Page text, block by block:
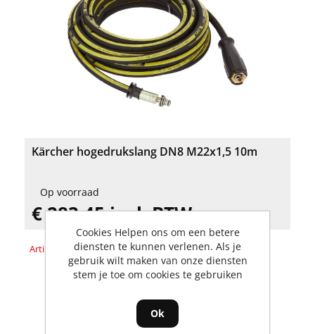
Kärcher hogedrukslang DN8 M22x1,5 10m
Op voorraad
€ 283,45 incl. BTW
Artikelnummer: 6.110-031.0
Cookies Helpen ons om een betere
diensten te kunnen verlenen. Als je
gebruik wilt maken van onze diensten
stem je toe om cookies te gebruiken
Ok